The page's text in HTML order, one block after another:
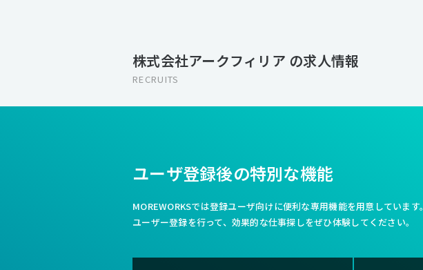
株式会社アークフィリア の求人情報
RECRUITS
ユーザ登録後の特別な機能
MOREWORKSでは登録ユーザ向けに便利な専用機能を用意しています。
ユーザー登録を行って、効果的な仕事探しをぜひ体験してください。